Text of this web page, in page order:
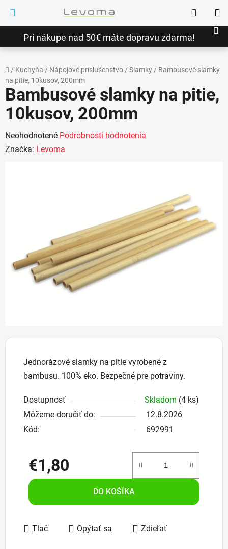
obsah
Pri nákupe nad 50€ máte dopravu zdarma!
Hľadať
Domov
/ Kuchyňa / Nápojové príslušenstvo/ Slamky/ Bambusové slamky
na pitie, 10kusov, 200mm
Jednorázové slamky na pitie vyrobené z
bambusu. 100% eko. Bezpečné pre potraviny.
Dostupnosť Skladom (4 ks)
Môžeme doručiť do:
12.8.2026
Kód:
692991
€1,80
Jednotková cena:
DO KOŠÍKA
Tlač Opýtať sa Zdieľať
Bambusové slamky na pitie,
10kusov, 200mm
Priemerné
hodnotenie
Neohodnotené Podrobnosti hodnotenia
Značka: Levoma